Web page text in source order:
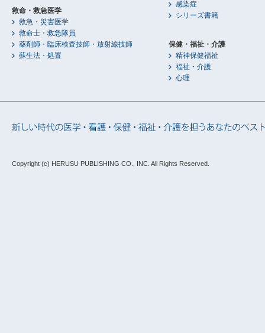
救命・救急医学
救急・災害医学
救命士・救急隊員
薬剤師・臨床検査技師・放射線技師
蘇生法・処置
感染症
シリーズ書籍
保健・福祉・介護
精神保健福祉
福祉・介護
心理
Copyright (c) HERUSU PUBLISHING CO., INC. All Rights Reserved.